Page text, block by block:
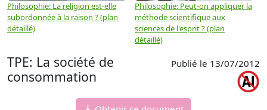
Philosophie: La religion est-elle
subordonnée à la raison ? (plan
détaillé)
Philosophie: Peut-on appliquer la
méthode scientifique aux
sciences de l'esprit ? (plan
détaillé)
TPE: La société de
consommation
Publié le 13/07/2012